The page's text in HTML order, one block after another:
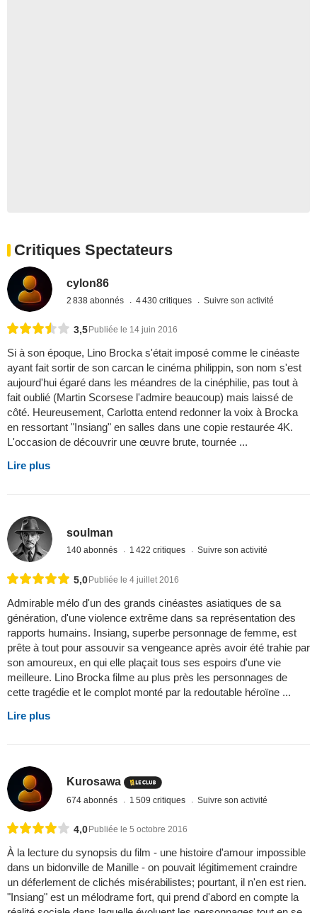
Critiques Spectateurs
cylon86
2 838 abonnés 4 430 critiques Suivre son activité
3,5 Publiée le 14 juin 2016
Si à son époque, Lino Brocka s'était imposé comme le cinéaste
ayant fait sortir de son carcan le cinéma philippin, son nom s'est
aujourd'hui égaré dans les méandres de la cinéphilie, pas tout à
fait oublié (Martin Scorsese l'admire beaucoup) mais laissé de
côté. Heureusement, Carlotta entend redonner la voix à Brocka
en ressortant "Insiang" en salles dans une copie restaurée 4K.
L'occasion de découvrir une œuvre brute, tournée ...
Lire plus
soulman
140 abonnés 1 422 critiques Suivre son activité
5,0Publiée le 4 juillet 2016
Admirable mélo d'un des grands cinéastes asiatiques de sa
génération, d'une violence extrême dans sa représentation des
rapports humains. Insiang, superbe personnage de femme, est
prête à tout pour assouvir sa vengeance après avoir été trahie par
son amoureux, en qui elle plaçait tous ses espoirs d'une vie
meilleure. Lino Brocka filme au plus près les personnages de
cette tragédie et le complot monté par la redoutable héroïne ...
Lire plus
Kurosawa
674 abonnés 1 509 critiques Suivre son activité
4,0 Publiée le 5 octobre 2016
À la lecture du synopsis du film - une histoire d'amour impossible
dans un bidonville de Manille - on pouvait légitimement craindre
un déferlement de clichés misérabilistes; pourtant, il n'en est rien.
"Insiang" est un mélodrame fort, qui prend d'abord en compte la